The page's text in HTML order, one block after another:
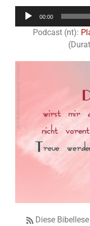
00:00
Podcast (nt):
Diese